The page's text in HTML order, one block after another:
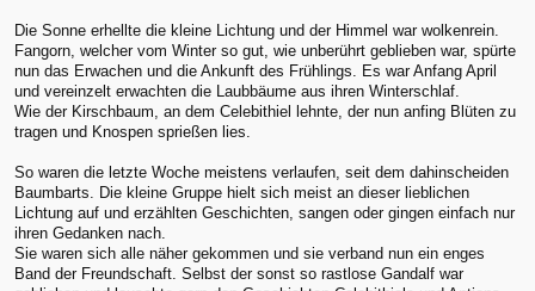
Die Sonne erhellte die kleine Lichtung und der Himmel war wolkenrein.
Fangorn, welcher vom Winter so gut, wie unberührt geblieben war, spürte
nun das Erwachen und die Ankunft des Frühlings. Es war Anfang April
und vereinzelt erwachten die Laubbäume aus ihren Winterschlaf.
Wie der Kirschbaum, an dem Celebithiel lehnte, der nun anfing Blüten zu
tragen und Knospen sprießen lies.
So waren die letzte Woche meistens verlaufen, seit dem dahinscheiden
Baumbarts. Die kleine Gruppe hielt sich meist an dieser lieblichen
Lichtung auf und erzählten Geschichten, sangen oder gingen einfach nur
ihren Gedanken nach.
Sie waren sich alle näher gekommen und sie verband nun ein enges
Band der Freundschaft. Selbst der sonst so rastlose Gandalf war